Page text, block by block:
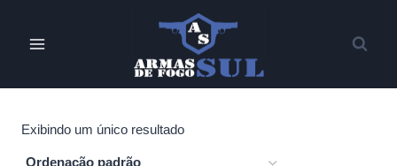
Exibindo um único resultado